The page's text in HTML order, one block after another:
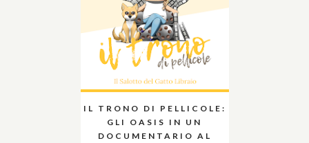
IL TRONO DI PELLICOLE:
GLI OASIS IN UN
DOCUMENTARIO AL